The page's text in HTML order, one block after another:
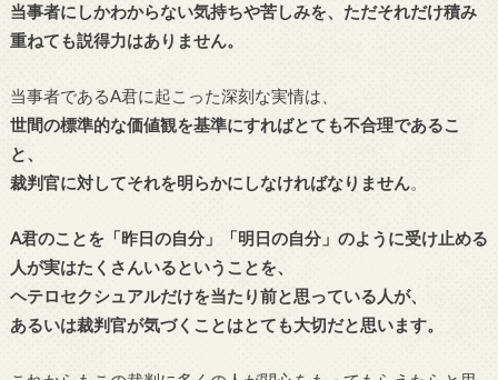
当事者にしかわからない気持ちや苦しみを、ただそれだけ積み
重ねても説得力はありません。
当事者であるA君に起こった深刻な実情は、
世間の標準的な価値観を基準にすればとても不合理であるこ
と、
裁判官に対してそれを明らかにしなければなりません。
A君のことを「昨日の自分」「明日の自分」のように受け止める
人が実はたくさんいるということを、
ヘテロセクシュアルだけを当たり前と思っている人が、
あるいは裁判官が気づくことはとても大切だと思います。